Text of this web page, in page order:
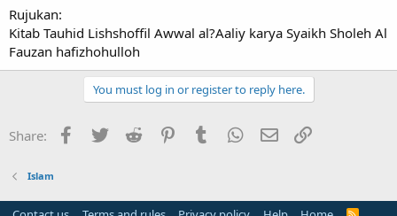
Rujukan:
Kitab Tauhid Lishshoffil Awwal al?Aaliy karya Syaikh Sholeh Al
Fauzan hafizhohulloh
You must log in or register to reply here.
Share: Facebook
Twitter Reddit PinterestTumblr WhatsApp
Email
Islam
R